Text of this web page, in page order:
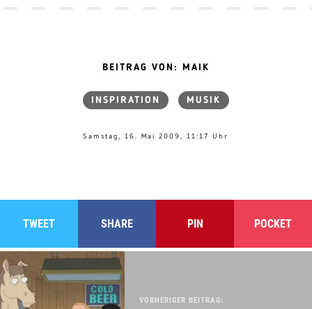
BEITRAG VON: MAIK
INSPIRATION MUSIK
Samstag, 16. Mai 2009, 11:17 Uhr
TWEET SHARE PIN POCKET
VORHERIGER BEITRAG: